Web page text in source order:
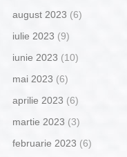
august 2023 (6)
iulie 2023 (9)
iunie 2023 (10)
mai 2023 (6)
aprilie 2023 (6)
martie 2023 (3)
februarie 2023 (6)